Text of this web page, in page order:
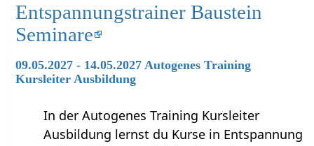
Entspannungstrainer Baustein
Seminare
09.05.2027 - 14.05.2027 Autogenes Training
Kursleiter Ausbildung
In der Autogenes Training Kursleiter
Ausbildung lernst du Kurse in Entspannung